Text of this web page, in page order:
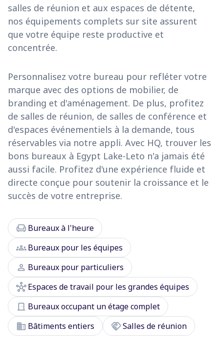
salles de réunion et aux espaces de détente,
nos équipements complets sur site assurent
que votre équipe reste productive et
concentrée.
Personnalisez votre bureau pour refléter votre
marque avec des options de mobilier, de
branding et d'aménagement. De plus, profitez
de salles de réunion, de salles de conférence et
d'espaces événementiels à la demande, tous
réservables via notre appli. Avec HQ, trouver les
bons bureaux à Egypt Lake-Leto n'a jamais été
aussi facile. Profitez d'une expérience fluide et
directe conçue pour soutenir la croissance et le
succès de votre entreprise.
chair Bureaux à l'heure
groupsBureaux pour les équipes
person Bureaux pour particuliers
hubEspaces de travail pour les grandes équipes
door_front Bureaux occupant un étage complet
domain Bâtiments entiers handshakeSalles de réunion